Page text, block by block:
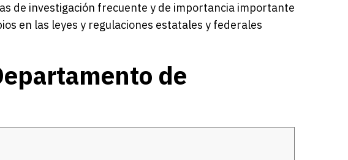
de investigación frecuente y de importancia importante
en las leyes y regulaciones estatales y federales
de